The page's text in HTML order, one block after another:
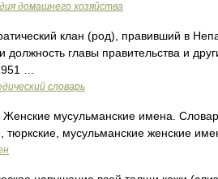
домашнего хозяйства
клан (род), правивший в
должность главы правительства и
…
словарь
мусульманские имена.
тюркские, мусульманские женские